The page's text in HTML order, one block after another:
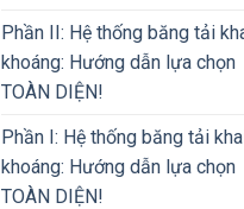
Phần II: Hệ thống băng tải
khoáng: Hướng dẫn lựa chọn
TOÀN DIỆN!
Phần I: Hệ thống băng tải
khoáng: Hướng dẫn lựa chọn
TOÀN DIỆN!